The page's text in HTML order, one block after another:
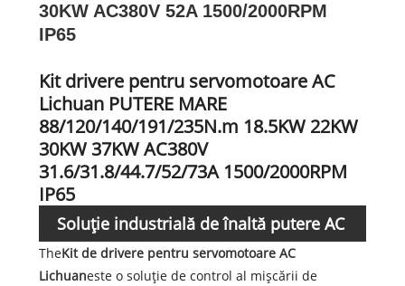
30KW AC380V 52A 1500/2000RPM
IP65
Kit drivere pentru servomotoare AC
Lichuan PUTERE MARE
88/120/140/191/235N.m 18.5KW 22KW
30KW 37KW AC380V
31.6/31.8/44.7/52/73A 1500/2000RPM
IP65
Soluție industrială de înaltă putere AC
Servo System
TheKit de drivere pentru servomotoare AC
Lichuaneste o soluție de control al mișcării de